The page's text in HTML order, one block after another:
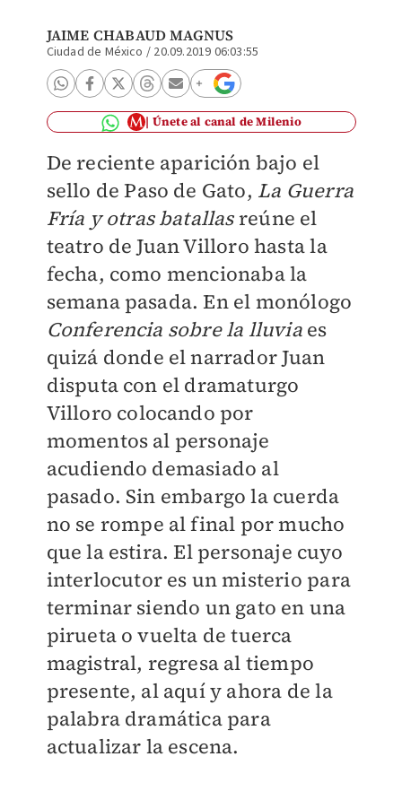
JAIME CHABAUD MAGNUS
Ciudad de México / 20.09.2019 06:03:55
Únete al canal de Milenio
De reciente aparición bajo el
sello de Paso de Gato, La Guerra
Fría y otras batallasreúne el
teatro de Juan Villoro hasta la
fecha, como mencionaba la
semana pasada. En el monólogo
Conferencia sobre la lluvia es
quizá donde el narrador Juan
disputa con el dramaturgo
Villoro colocando por
momentos al personaje
acudiendo demasiado al
pasado. Sin embargo la cuerda
no se rompe al final por mucho
que la estira. El personaje cuyo
interlocutor es un misterio para
terminar siendo un gato en una
pirueta o vuelta de tuerca
magistral, regresa al tiempo
presente, al aquí y ahora de la
palabra dramática para
actualizar la escena.